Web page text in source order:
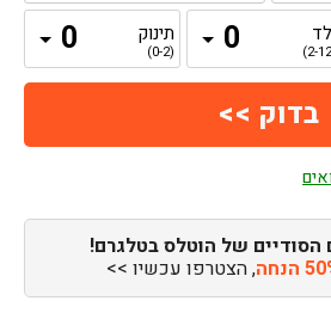
תינוק
(0-2)
הסודיים של הוטלס בטלגרם!
, הצטרפו עכשיו >>